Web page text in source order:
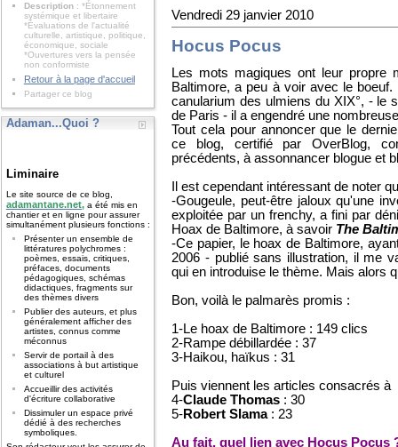
Description: *Étonnement
systémique et libertaire
*Évaluations de l'actualité
culturelle, artistique, politique,
économique, sociale
*Ouvertures vers la pensée
non conformiste
Retour à la page d'accueil
Partager ce blog
Adaman...Quoi ?
Liminaire
Le site source de ce blog,
adamantane.net,a été mis en
chantier et en ligne pour assurer
simultanément plusieurs fonctions :
Présenter un ensemble de
littératures polychromes :
poèmes, essais, critiques,
préfaces, documents
pédagogiques, schémas
didactiques, fragments sur
des thèmes divers
Publier des auteurs, et plus
généralement afficher des
artistes, connus comme
méconnus
Servir de portail à des
associations à but artistique
et culturel
Accueillir des activités
d'écriture collaborative
Dissimuler un espace privé
dédié à des recherches
symboliques.
Vendredi 29 janvier 2010
Hocus Pocus
Les mots magiques ont leur propre
Baltimore, a peu à voir avec le
canularium des ulmiens du XIX°, - le
de Paris - il a engendré une
Tout cela pour annoncer que le
ce blog, certifié par OverBlog,
précédents, à assonnancer blogue et
Il est cependant intéressant de noter
-Gougeule, peut-être jaloux qu'une
exploitée par un frenchy, a fini par
Hoax de Baltimore, à savoir The
-Ce papier, le hoax de Baltimore,
2006 - publié sans illustration, il me
qui en introduise le thème. Mais alors
Bon, voilà le palmarès promis :
1-Le hoax de Baltimore : 149 clics
2-Rampe débillardée : 37
3-Haikou, haïkus : 31
Puis viennent les articles consacrés à
4-Claude Thomas : 30
5-Robert Slama: 23
Au fait, quel lien avec Hocus Pocus